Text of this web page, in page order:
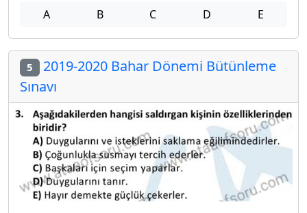
A B C D E
5 2019-2020 Bahar Dönemi Bütünleme
Sınavı